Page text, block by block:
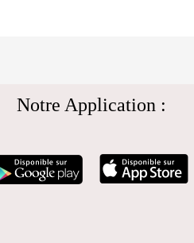
Notre Application :